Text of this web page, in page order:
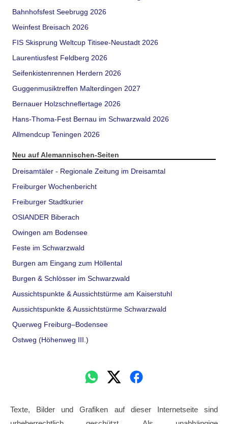
Bahnhofsfest Seebrugg 2026
Weinfest Breisach 2026
FIS Skisprung Weltcup Titisee-Neustadt 2026
Laurentiusfest Feldberg 2026
Seifenkistenrennen Herdern 2026
Guggenmusiktreffen Malterdingen 2027
Bernauer Holzschneflertage 2026
Hans-Thoma-Fest Bernau im Schwarzwald 2026
Allmendcup Teningen 2026
Neu auf Alemannischen-Seiten
Dreisamtäler - Regionale Zeitung im Dreisamtal
Freiburger Wochenbericht
Freiburger Stadtkurier
OSIANDER Biberach
Owingen am Bodensee
Feste im Schwarzwald
Burgen am Eingang zum Höllental
Burgen & Schlösser im Schwarzwald
Aussichtspunkte & Aussichtstürme am Kaiserstuhl
Aussichtspunkte & Aussichtstürme Schwarzwald
Querweg Freiburg–Bodensee
Ostweg (Höhenweg III.)
Texte, Bilder und Grafiken auf dieser Internetseite sind